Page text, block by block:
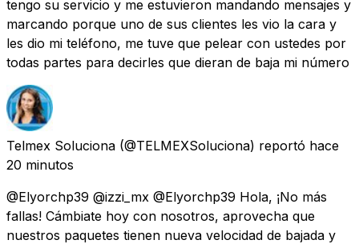
tengo su servicio y me estuvieron mandando mensajes y
marcando porque uno de sus clientes les vio la cara y
les dio mi teléfono, me tuve que pelear con ustedes por
todas partes para decirles que dieran de baja mi número
Telmex Soluciona (@TELMEXSoluciona) reportó hace
20 minutos
@Elyorchp39 @izzi_mx @Elyorchp39 Hola, ¡No más
fallas! Cámbiate hoy con nosotros, aprovecha que
nuestros paquetes tienen nueva velocidad de bajada y